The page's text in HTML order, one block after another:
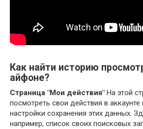
Как найти историю
айфоне?
Страница "Мои действия" На этой
посмотреть свои действия в аккаунте
настройки сохранения этих данных.
например, список своих поисковых